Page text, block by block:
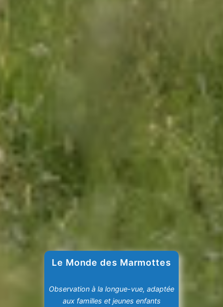
Le Monde des Marmottes
Observation à la longue-vue, adaptée
aux familles et jeunes enfants